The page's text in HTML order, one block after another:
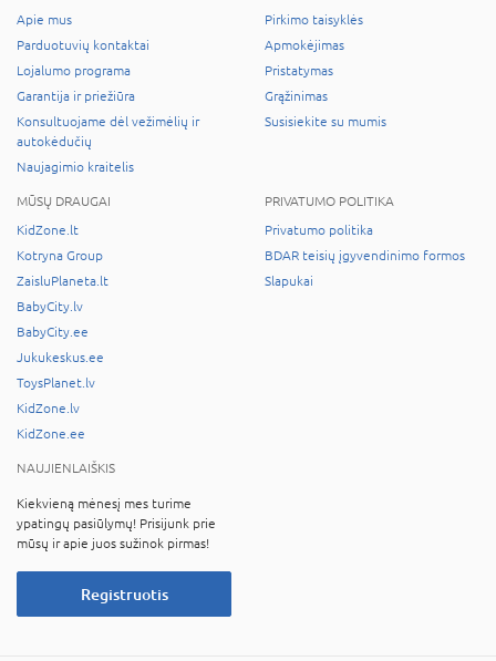
Apie mus
Parduotuvių kontaktai
Lojalumo programa
Garantija ir priežiūra
Konsultuojame dėl vežimėlių ir
autokėdučių
Naujagimio kraitelis
Pirkimo taisyklės
Apmokėjimas
Pristatymas
Grąžinimas
Susisiekite su mumis
MŪSŲ DRAUGAI
KidZone.lt
Kotryna Group
ZaisluPlaneta.lt
BabyCity.lv
BabyCity.ee
Jukukeskus.ee
ToysPlanet.lv
KidZone.lv
KidZone.ee
PRIVATUMO POLITIKA
Privatumo politika
BDAR teisių įgyvendinimo formos
Slapukai
NAUJIENLAIŠKIS
Kiekvieną mėnesį mes turime
ypatingų pasiūlymų! Prisijunk prie
mūsų ir apie juos sužinok pirmas!
Registruotis